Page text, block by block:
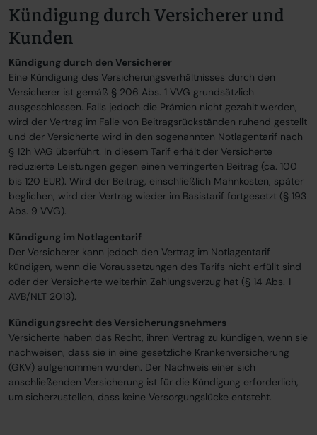
Kündigung durch Versicherer und
Kunden
Kündigung durch den Versicherer
Eine Kündigung des Versicherungsverhältnisses durch den
Versicherer ist gemäß § 206 Abs. 1 VVG grundsätzlich
ausgeschlossen. Falls jedoch die Prämien nicht gezahlt werden,
wird der Vertrag im Falle von Beitragsrückständen ruhend gestellt
und der Versicherte wird in den sogenannten Notlagentarif nach
§ 12h VAG überführt. In diesem Tarif erhält der Versicherte
reduzierte Leistungen gegen einen verringerten Beitrag (ca. 100
bis 120 EUR). Wird der Beitrag, einschließlich Mahnkosten, später
beglichen, wird der Vertrag wieder im Basistarif fortgesetzt (§ 193
Abs. 9 VVG).
Kündigung im Notlagentarif
Der Versicherer kann jedoch den Vertrag im Notlagentarif
kündigen, wenn die Voraussetzungen des Tarifs nicht erfüllt sind
oder der Versicherte weiterhin Zahlungsverzug hat (§ 14 Abs. 1
AVB/NLT 2013).
Kündigungsrecht des Versicherungsnehmers
Versicherte haben das Recht, ihren Vertrag zu kündigen, wenn sie
nachweisen, dass sie in eine gesetzliche Krankenversicherung
(GKV) aufgenommen wurden. Der Nachweis einer sich
anschließenden Versicherung ist für die Kündigung erforderlich,
um sicherzustellen, dass keine Versorgungslücke entsteht.